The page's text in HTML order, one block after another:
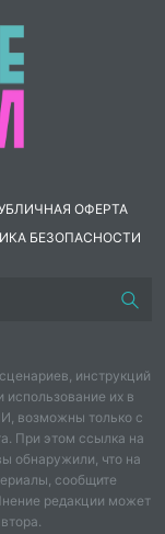
ОФЕРТА
БЕЗОПАСНОСТИ
инструкций
использование их в
возможны только с
При этом ссылка на
обнаружили, что на
сообщите
редакции может